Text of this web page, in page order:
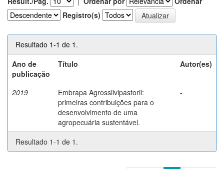
Registro(s)
Resultado 1-1 de 1.
Ano de
publicação
Título Autor(es)
2019
Embrapa Agrossilvipastoril:
primeiras contribuições para o
desenvolvimento de uma
agropecuária sustentável.
-
Resultado 1-1 de 1.